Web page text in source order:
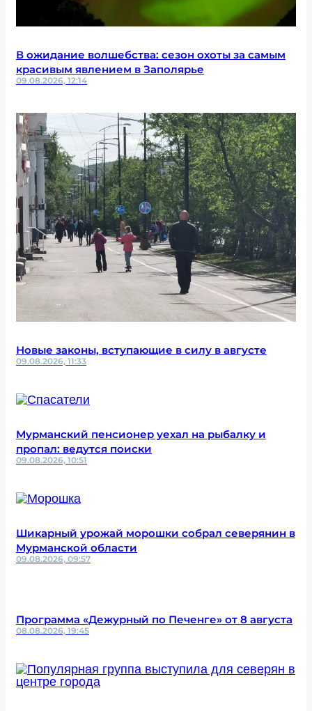
В ожидание волшебства: сезон охоты за самым
красивым явлением в Заполярье
09.08.2026, 12:14
Новые законы, вступающие в силу в августе
09.08.2026, 11:33
Мурманский пенсионер уехал на рыбалку и
пропал: ведутся поиски
09.08.2026, 10:51
Шикарный урожай морошки собрал северянин в
Мурманской области
09.08.2026, 09:57
Программа «Дежурный по Печенге» от 8 августа
08.08.2026, 19:45